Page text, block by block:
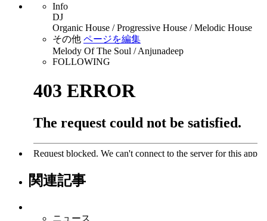
Info
DJ
Organic House / Progressive House / Melodic House
その他 ページを編集
Melody Of The Soul / Anjunadeep
FOLLOWING
関連記事
ニュース